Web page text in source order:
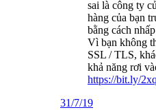
sai là công ty
hàng của bạn
bằng cách
Vì bạn không
SSL / TLS,
khả năng rơi
https://bit.ly/
31/7/19